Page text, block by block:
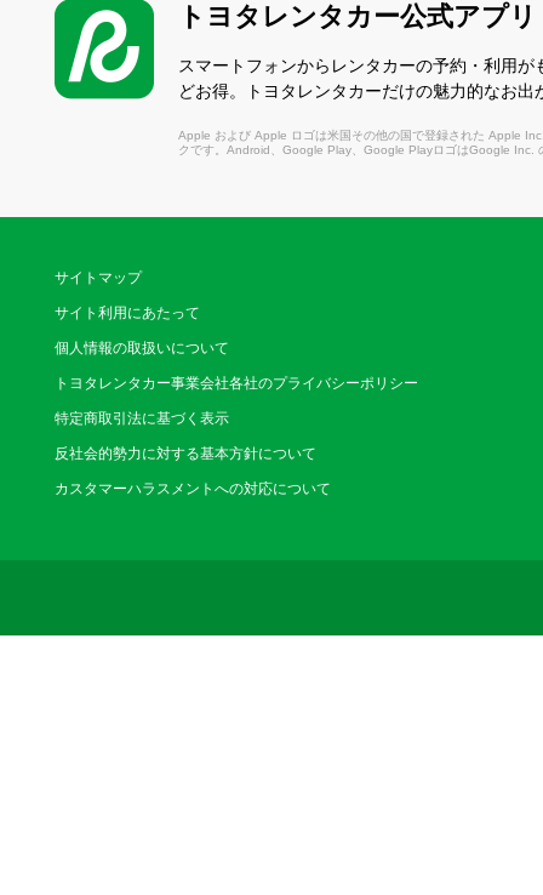
トヨタレンタカー公式アプリ
スマートフォンからレンタカーの予約・利用
どお得。トヨタレンタカーだけの魅力的なお出
Apple および Apple ロゴは米国その他の国で登録された Apple
クです。Android、Google Play、Google PlayロゴはGoogle Inc.
サイトマップ
サイト利用にあたって
個人情報の取扱いについて
トヨタレンタカー事業会社各社のプライバシーポリシー
特定商取引法に基づく表示
反社会的勢力に対する基本方針について
カスタマーハラスメントへの対応について